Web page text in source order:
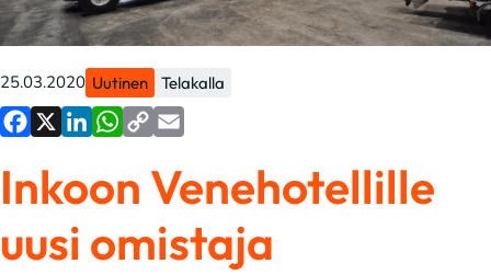
25.03.2020 Uutinen Telakalla
Link
Inkoon Venehotellille
uusi omistaja